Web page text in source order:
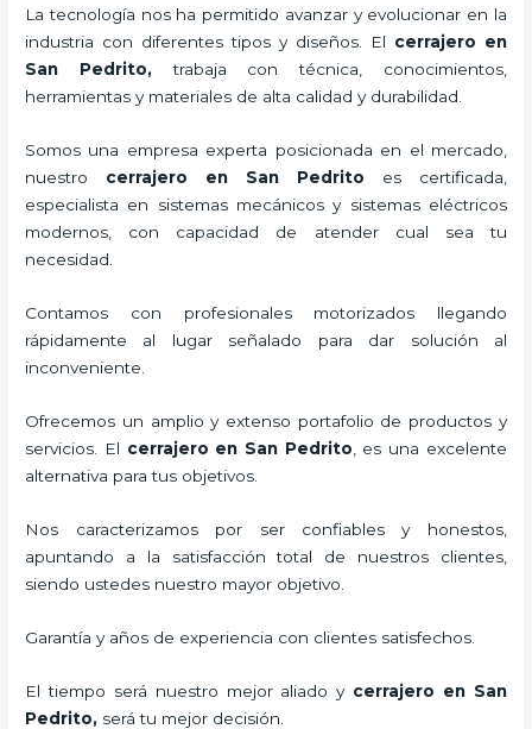
La tecnología nos ha permitido avanzar y evolucionar en la
industria con diferentes tipos y diseños. El cerrajero en
San Pedrito,trabaja con técnica, conocimientos,
herramientas y materiales de alta calidad y durabilidad.
Somos una empresa experta posicionada en el mercado,
nuestro cerrajero en San Pedrito es certificada,
especialista en sistemas mecánicos y sistemas eléctricos
modernos, con capacidad de atender cual sea tu
necesidad.
Contamos con profesionales motorizados llegando
rápidamente al lugar señalado para dar solución al
inconveniente.
Ofrecemos un amplio y extenso portafolio de productos y
servicios. El cerrajero en San Pedrito , es una excelente
alternativa para tus objetivos.
Nos caracterizamos por ser confiables y honestos,
apuntando a la satisfacción total de nuestros clientes,
siendo ustedes nuestro mayor objetivo.
Garantía y años de experiencia con clientes satisfechos.
El tiempo será nuestro mejor aliado y cerrajero en San
Pedrito, será tu mejor decisión.